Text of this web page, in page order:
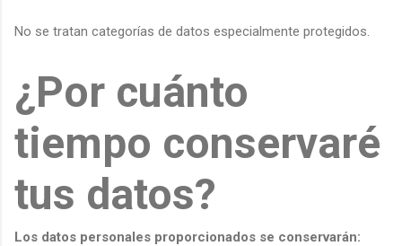
No se tratan categorías de datos especialmente protegidos.
¿Por cuánto
tiempo conservaré
tus datos?
Los datos personales proporcionados se conservarán: